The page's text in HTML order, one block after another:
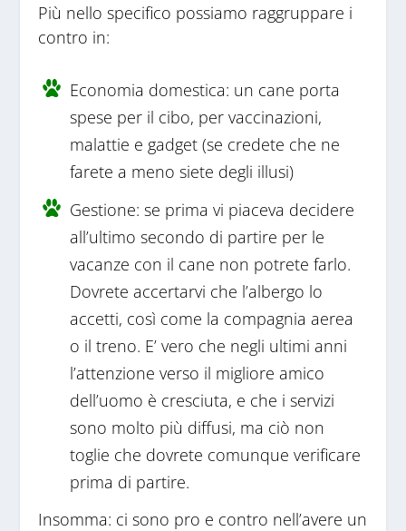
Più nello specifico possiamo raggruppare i
contro in:
Economia domestica: un cane porta
spese per il cibo, per vaccinazioni,
malattie e gadget (se credete che ne
farete a meno siete degli illusi)
Gestione: se prima vi piaceva decidere
all’ultimo secondo di partire per le
vacanze con il cane non potrete farlo.
Dovrete accertarvi che l’albergo lo
accetti, così come la compagnia aerea
o il treno. E’ vero che negli ultimi anni
l’attenzione verso il migliore amico
dell’uomo è cresciuta, e che i servizi
sono molto più diffusi, ma ciò non
toglie che dovrete comunque verificare
prima di partire.
Insomma: ci sono pro e contro nell’avere un